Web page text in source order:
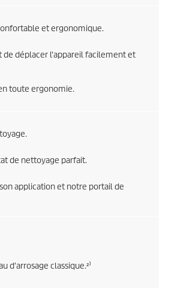
et ergonomique.
de déplacer l'appareil facilement et
toute ergonomie.
de nettoyage parfait.
application et notre portail de
d'arrosage classique.²⁾